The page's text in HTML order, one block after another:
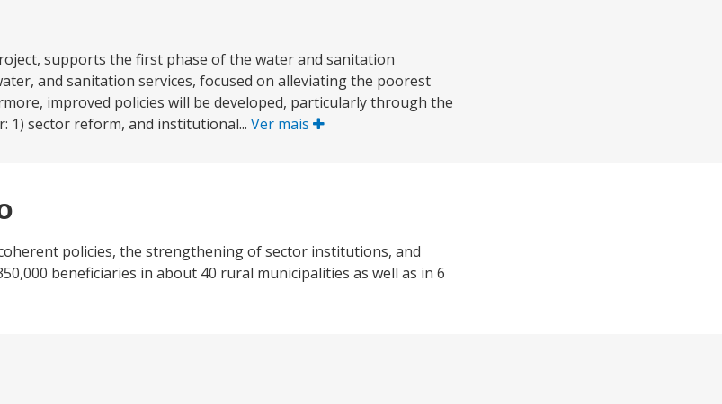
supports the first phase of the water and sanitation
and sanitation services, focused on alleviating the poorest
improved policies will be developed, particularly through the
1) sector reform, and institutional... Ver mais
policies, the strengthening of sector institutions, and
beneficiaries in about 40 rural municipalities as well as in 6